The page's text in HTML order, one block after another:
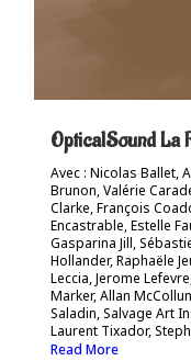
OpticalSound La
Avec : Nicolas Ballet,
Brunon, Valérie
Clarke, François
Encastrable, Estelle
Gasparina Jill,
Hollander, Raphaële
Leccia, Jerome
Marker, Allan
Saladin, Salvage Art
Laurent Tixador,
Read More